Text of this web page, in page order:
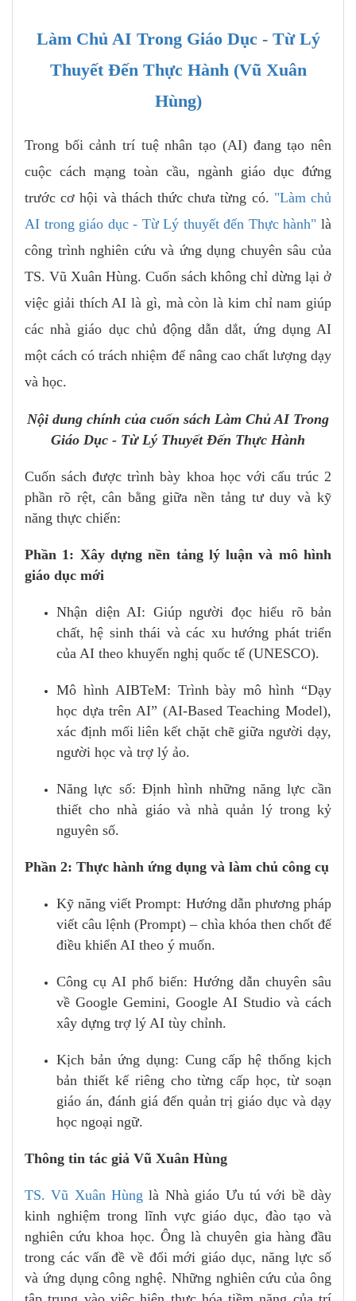
Làm Chủ AI Trong Giáo Dục - Từ Lý
Thuyết Đến Thực Hành (Vũ Xuân
Hùng)
Trong bối cảnh trí tuệ nhân tạo (AI) đang tạo nên
cuộc cách mạng toàn cầu, ngành giáo dục đứng
trước cơ hội và thách thức chưa từng có. "Làm chủ
AI trong giáo dục - Từ Lý thuyết đến Thực hành" là
công trình nghiên cứu và ứng dụng chuyên sâu của
TS. Vũ Xuân Hùng. Cuốn sách không chỉ dừng lại ở
việc giải thích AI là gì, mà còn là kim chỉ nam giúp
các nhà giáo dục chủ động dẫn dắt, ứng dụng AI
một cách có trách nhiệm để nâng cao chất lượng dạy
và học.
Nội dung chính của cuốn sách Làm Chủ AI Trong
Giáo Dục - Từ Lý Thuyết Đến Thực Hành
Cuốn sách được trình bày khoa học với cấu trúc 2
phần rõ rệt, cân bằng giữa nền tảng tư duy và kỹ
năng thực chiến:
Phần 1: Xây dựng nền tảng lý luận và mô hình
giáo dục mới
Nhận diện AI: Giúp người đọc hiểu rõ bản
chất, hệ sinh thái và các xu hướng phát triển
của AI theo khuyến nghị quốc tế (UNESCO).
Mô hình AIBTeM: Trình bày mô hình “Dạy
học dựa trên AI” (AI-Based Teaching Model),
xác định mối liên kết chặt chẽ giữa người dạy,
người học và trợ lý ảo.
Năng lực số: Định hình những năng lực cần
thiết cho nhà giáo và nhà quản lý trong kỷ
nguyên số.
Phần 2: Thực hành ứng dụng và làm chủ công cụ
Kỹ năng viết Prompt: Hướng dẫn phương pháp
viết câu lệnh (Prompt) – chìa khóa then chốt để
điều khiển AI theo ý muốn.
Công cụ AI phổ biến: Hướng dẫn chuyên sâu
về Google Gemini, Google AI Studio và cách
xây dựng trợ lý AI tùy chỉnh.
Kịch bản ứng dụng: Cung cấp hệ thống kịch
bản thiết kế riêng cho từng cấp học, từ soạn
giáo án, đánh giá đến quản trị giáo dục và dạy
học ngoại ngữ.
Thông tin tác giả Vũ Xuân Hùng
TS. Vũ Xuân Hùnglà Nhà giáo Ưu tú với bề dày
kinh nghiệm trong lĩnh vực giáo dục, đào tạo và
nghiên cứu khoa học. Ông là chuyên gia hàng đầu
trong các vấn đề về đổi mới giáo dục, năng lực số
và ứng dụng công nghệ. Những nghiên cứu của ông